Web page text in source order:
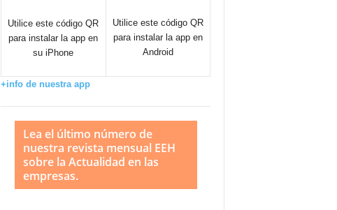
Utilice este código QR
para instalar la app en
su iPhone
Utilice este código QR
para instalar la app en
Android
+info de nuestra app
Lea el último número de
nuestra revista mensual EEH
sobre la Actualidad en las
empresas.